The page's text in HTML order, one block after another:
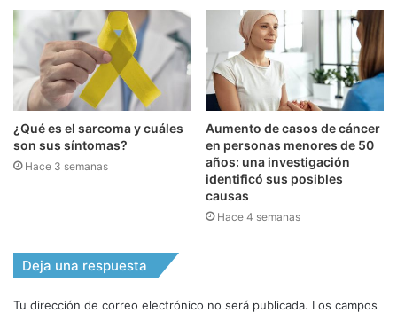
¿Qué es el sarcoma y cuáles
son sus síntomas?
Hace 3 semanas
Aumento de casos de cáncer
en personas menores de 50
años: una investigación
identificó sus posibles
causas
Hace 4 semanas
Deja una respuesta
Tu dirección de correo electrónico no será publicada. Los campos